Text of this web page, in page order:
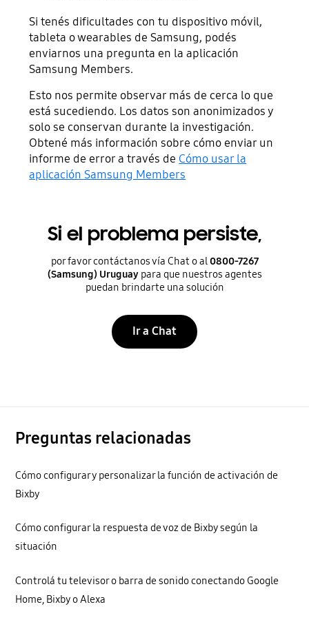
Si tenés dificultades con tu dispositivo móvil,
tableta o wearables de Samsung, podés
enviarnos una pregunta en la aplicación
Samsung Members.
Esto nos permite observar más de cerca lo que
está sucediendo. Los datos son anonimizados y
solo se conservan durante la investigación.
Obtené más información sobre cómo enviar un
informe de error a través de Cómo usar la
aplicación Samsung Members
Si el problema persiste,
por favor contáctanos vía Chat o al 0800-7267
(Samsung) Uruguaypara que nuestros agentes
puedan brindarte una solución
Ir a Chat
Preguntas relacionadas
Cómo configurar y personalizar la función de activación de
Bixby
Cómo configurar la respuesta de voz de Bixby según la
situación
Controlá tu televisor o barra de sonido conectando Google
Home, Bixby o Alexa